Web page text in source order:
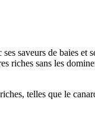
saveurs de baies et
riches sans les
telles que le